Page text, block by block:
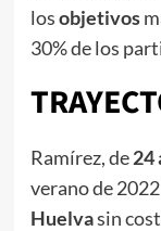
losobjetivos
30% de los
Ramírez, de24
verano de
Huelvasin